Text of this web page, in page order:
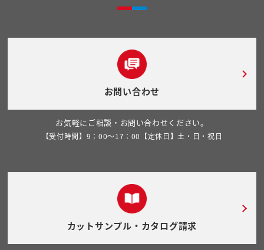
お問い合わせ
お気軽にご相談・お問い合わせください。
【受付時間】9：00～17：00【定休日】土・日・祝日
カットサンプル・カタログ請求